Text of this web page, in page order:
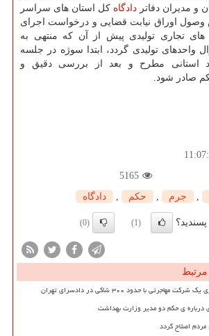
و مدیران دفاتر دادگاه كل استان های سراسر
اوراق نیابت قضایی و درخواست اجرای
تجاری تولیدی پیش از آن كه منتهی به
واحدهای تولیدی گردد، ابتدا سوژه در جلسه
استانی مطرح و بعد از بررسی دقیق و
صادر شود.
5165
جرم حكم دادگاه
(1)
(0)
با حدود ۳۰۰ شاکی در دادسرای تهران
درباره ی حکم دو مدیر وزارت بهداشت
اصلاح گردد